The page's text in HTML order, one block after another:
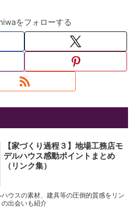
をフォローする
【家づくり過程３】地場工務店モ
デルハウス感動ポイントまとめ
（リンク集）
ウスの素材、建具等の圧倒的質感をリン
出会いも紹介